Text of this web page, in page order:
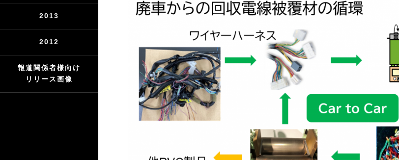
2013
2012
報道関係者様向け
リリース画像